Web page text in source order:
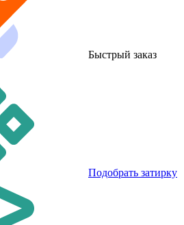
Быстрый заказ
Подобрать затирку